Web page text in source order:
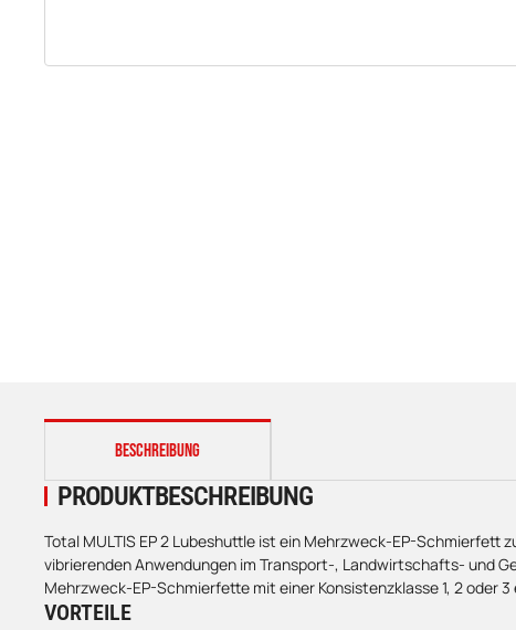
weitere Registerkarten anzeigen
BESCHREIBUNG
PRODUKTBESCHREIBUNG
Total MULTIS EP 2 Lubeshuttle ist ein Mehrzweck-EP-
vibrierenden Anwendungen im Transport-, Landwirtschafts- und
Mehrzweck-EP-Schmierfette mit einer Konsistenzklasse 1, 2 oder
VORTEILE